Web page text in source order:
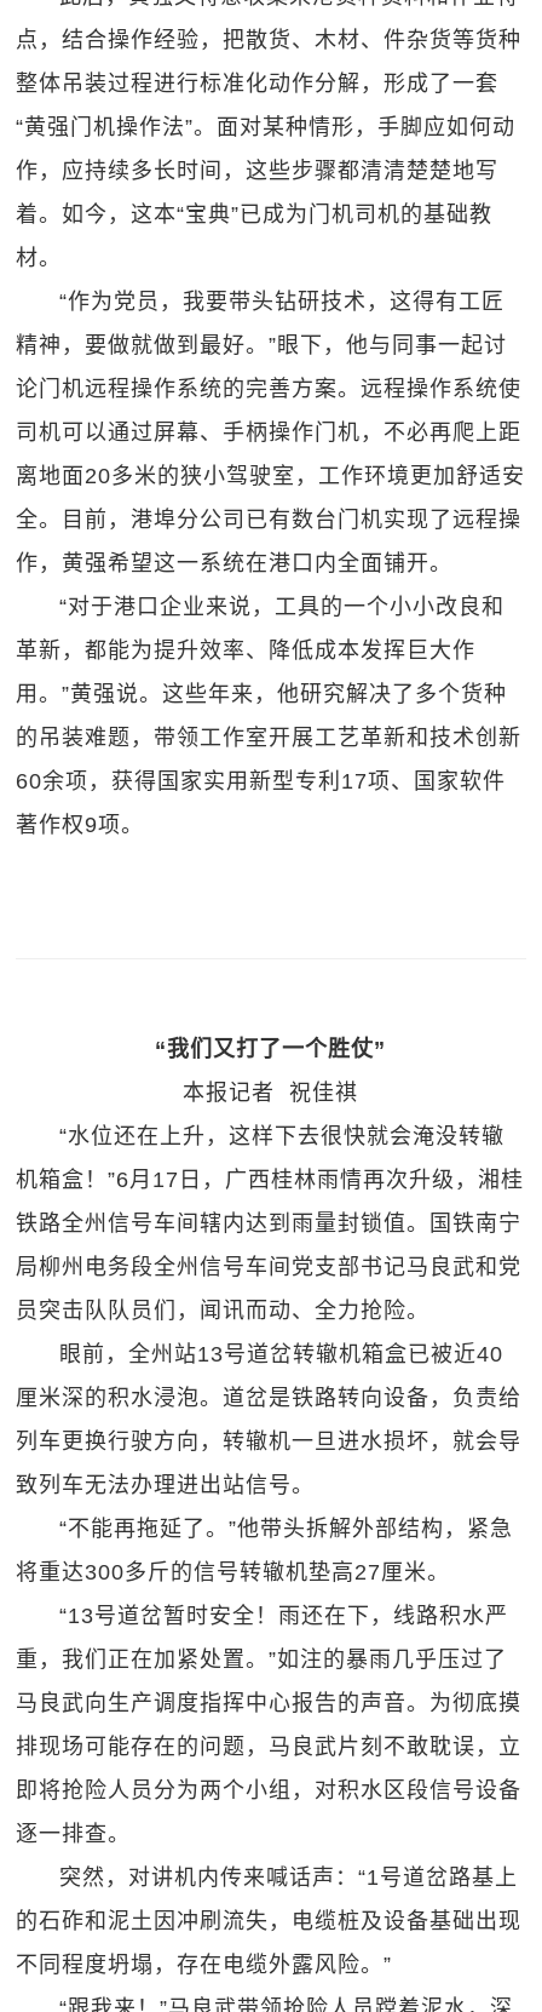
点，结合操作经验，把散货、木材、件杂货等货种
整体吊装过程进行标准化动作分解，形成了一套
“黄强门机操作法”。面对某种情形，手脚应如何动
作，应持续多长时间，这些步骤都清清楚楚地写
着。如今，这本“宝典”已成为门机司机的基础教
材。
“作为党员，我要带头钻研技术，这得有工匠
精神，要做就做到最好。”眼下，他与同事一起讨
论门机远程操作系统的完善方案。远程操作系统使
司机可以通过屏幕、手柄操作门机，不必再爬上距
离地面20多米的狭小驾驶室，工作环境更加舒适安
全。目前，港埠分公司已有数台门机实现了远程操
作，黄强希望这一系统在港口内全面铺开。
“对于港口企业来说，工具的一个小小改良和
革新，都能为提升效率、降低成本发挥巨大作
用。”黄强说。这些年来，他研究解决了多个货种
的吊装难题，带领工作室开展工艺革新和技术创新
60余项，获得国家实用新型专利17项、国家软件
著作权9项。
“我们又打了一个胜仗”
本报记者 祝佳祺
“水位还在上升，这样下去很快就会淹没转辙
机箱盒！”6月17日，广西桂林雨情再次升级，湘桂
铁路全州信号车间辖内达到雨量封锁值。国铁南宁
局柳州电务段全州信号车间党支部书记马良武和党
员突击队队员们，闻讯而动、全力抢险。
眼前，全州站13号道岔转辙机箱盒已被近40
厘米深的积水浸泡。道岔是铁路转向设备，负责给
列车更换行驶方向，转辙机一旦进水损坏，就会导
致列车无法办理进出站信号。
“不能再拖延了。”他带头拆解外部结构，紧急
将重达300多斤的信号转辙机垫高27厘米。
“13号道岔暂时安全！雨还在下，线路积水严
重，我们正在加紧处置。”如注的暴雨几乎压过了
马良武向生产调度指挥中心报告的声音。为彻底摸
排现场可能存在的问题，马良武片刻不敢耽误，立
即将抢险人员分为两个小组，对积水区段信号设备
逐一排查。
突然，对讲机内传来喊话声：“1号道岔路基上
的石砟和泥土因冲刷流失，电缆桩及设备基础出现
不同程度坍塌，存在电缆外露风险。”